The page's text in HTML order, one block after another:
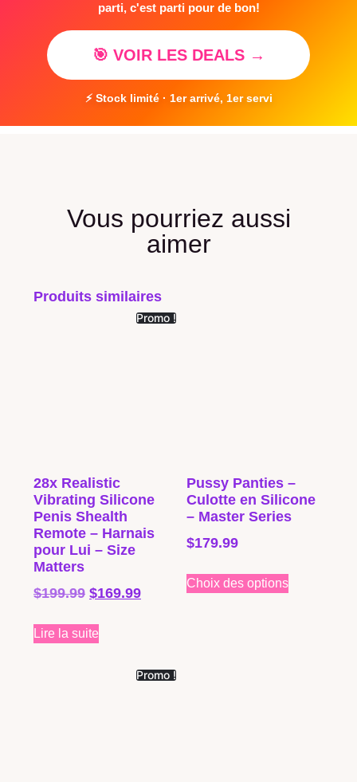
parti, c'est parti pour de bon!
🎯 VOIR LES DEALS →
⚡ Stock limité · 1er arrivé, 1er servi
Vous pourriez aussi
aimer
Produits similaires
Promo !
28x Realistic
Vibrating Silicone
Penis Shealth
Remote – Harnais
pour Lui – Size
Matters
$199.99 $169.99
Lire la suite
Pussy Panties –
Culotte en Silicone
– Master Series
$179.99
Choix des options
Promo !